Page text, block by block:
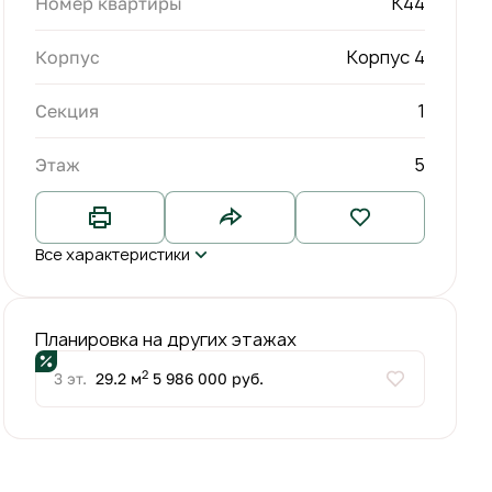
Корпус Корпус 4
Секция 1
Этаж 5
Все характеристики
Планировка на других этажах
3 эт. 29.2 м2 5 986 000 руб.